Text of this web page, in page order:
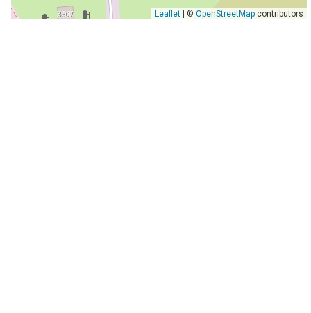
Leaflet| © OpenStreetMapcontributors